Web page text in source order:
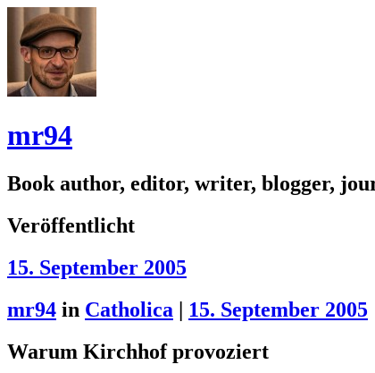
mr94
Book author, editor, writer, blogger,
Veröffentlicht
15. September 2005
mr94 in Catholica | 15. September 2005
Warum Kirchhof provoziert